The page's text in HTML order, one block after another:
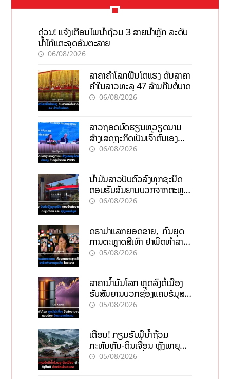
ດ່ວນ! ແຈ້ງເຕືອນໄພນໍ້າຖ້ວມ 3 ສາຍນໍ້າຫຼັກ ລະດັບ
ນໍ້າໃກ້ແຕະຈຸດອັນຕະລາຍ
06/08/2026
ລາຄາຄຳໂລກຟື້ນໂຕແຮງ ດັນລາຄາ
ຄຳໃນລາວທະລຸ 47 ລ້ານກີບຕໍ່ບາດ
06/08/2026
ລາວຖອດບົດຮຽນຫວຽດນາມ
ສ້າງເສດຖະກິດເປັນເຈົ້າຕົນເອງ
ກ້າວສູ່ເປົ້າໝາຍ 2035
06/08/2026
ນໍ້າມັນລາວປັບຕົວລົງທຸກຊະນິດ
ຕອບຮັບສັນຍານບວກຈາກຕະຫຼາດ
ໂລກ ແລະ ຊ່ອງແຄບຮໍມູສ
06/08/2026
ດຣາມ່າແລກຍອດຂາຍ, ກົນຍຸດ
ການຕະຫຼາດສີເທົາ ຢາພິດທຳລາຍ
ທຸລະກິດ ໄລຍະຍາວ
05/08/2026
ລາຄານ້ຳມັນໂລກ ຫຼຸດລົງຕໍ່ເນື່ອງ
ຮັບສັນຍານບວກຊ່ອງແຄບຮໍມຸສ
ຈັບຕາລາຄາໃນລາວ
05/08/2026
ເຕືອນ! ກຽມຮັບມືນໍ້າຖ້ວມ
ກະທັນຫັນ-ດິນເຈື່ອນ ຫຼັງພາຍຸຝົນ
ຍັງສືບຕໍ່ຕົກໜັກທົ່ວປະເທດ
05/08/2026